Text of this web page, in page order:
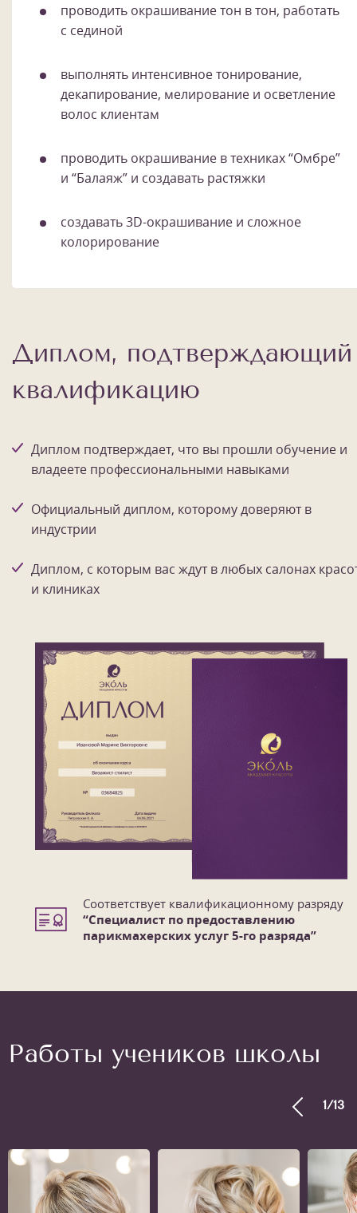
проводить окрашивание тон в тон, работать
с сединой
выполнять интенсивное тонирование,
декапирование, мелирование и осветление
волос клиентам
проводить окрашивание в техниках “Омбре”
и “Балаяж” и создавать растяжки
создавать 3D-окрашивание и сложное
колорирование
Диплом, подтверждающий
квалификацию
Диплом подтверждает, что вы прошли обучение и
владеете профессиональными навыками
Официальный диплом, которому доверяют в
индустрии
Диплом, с которым вас ждут в любых салонах
и клиниках
Соответствует квалификационному разряду
“Специалист по предоставлению
парикмахерских услуг 5-го разряда”
Работы учеников школы
1/13